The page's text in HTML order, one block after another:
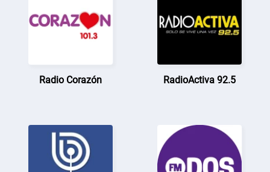
Radio Corazón RadioActiva 92.5